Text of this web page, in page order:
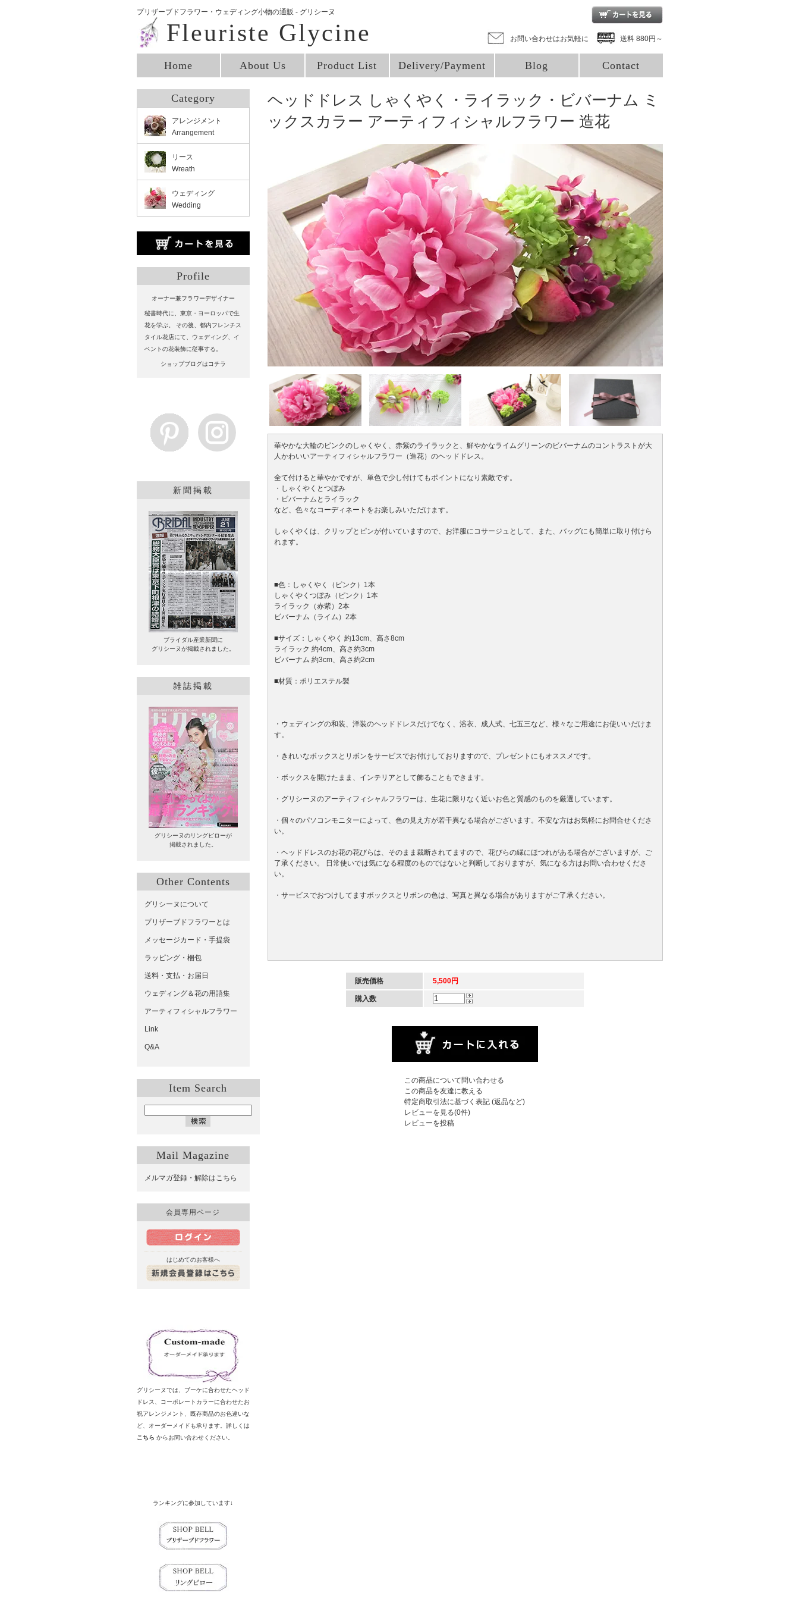
プリザーブドフラワー・ウェディング小物の通販 - グリシーヌ
Fleuriste Glycine お問い合わせはお気軽に 送料 880円～
Home About Us Product List Delivery/Payment Blog Contact
Category
アレンジメント
Arrangement
リース
Wreath
ウェディング
Wedding
Profile
オーナー兼フラワーデザイナー
秘書時代に、東京・ヨーロッパで生
花を学ぶ。 その後、都内フレンチス
タイル花店にて、ウェディング、イ
ベントの花装飾に従事する。
ショップブログはコチラ
新聞掲載
ブライダル産業新聞に
グリシーヌが掲載されました。
雑誌掲載
グリシーヌのリングピローが
掲載されました。
Other Contents
グリシーヌについて
プリザーブドフラワーとは
メッセージカード・手提袋
ラッピング・梱包
送料・支払・お届日
ウェディング＆花の用語集
アーティフィシャルフラワー
Link
Q&A
Item Search
Mail Magazine
メルマガ登録・解除はこちら
会員専用ページ
はじめてのお客様へ
グリシーヌでは、ブーケに合わせたヘッド
ドレス、コーポレートカラーに合わせたお
祝アレンジメント、既存商品のお色違いな
ど、オーダーメイドも承ります。詳しくは
こちら からお問い合わせください。
ランキングに参加しています↓
ヘッドドレス しゃくやく・ライラック・ビバーナム ミ
ックスカラー アーティフィシャルフラワー 造花
華やかな大輪のピンクのしゃくやく、赤紫のライラックと、鮮やかなライムグリーンのビバーナムのコントラストが大
人かわいいアーティフィシャルフラワー（造花）のヘッドドレス。
全て付けると華やかですが、単色で少し付けてもポイントになり素敵です。
・しゃくやくとつぼみ
・ビバーナムとライラック
など、色々なコーディネートをお楽しみいただけます。
しゃくやくは、クリップとピンが付いていますので、お洋服にコサージュとして、また、バッグにも簡単に取り付けら
れます。
■色：しゃくやく（ピンク）1本
しゃくやくつぼみ（ピンク）1本
ライラック（赤紫）2本
ビバーナム（ライム）2本
■サイズ：しゃくやく 約13cm、高さ8cm
ライラック 約4cm、高さ約3cm
ビバーナム 約3cm、高さ約2cm
■材質：ポリエステル製
・ウェディングの和装、洋装のヘッドドレスだけでなく、浴衣、成人式、七五三など、様々なご用途にお使いいだけま
す。
・きれいなボックスとリボンをサービスでお付けしておりますので、プレゼントにもオススメです。
・ボックスを開けたまま、インテリアとして飾ることもできます。
・グリシーヌのアーティフィシャルフラワーは、生花に限りなく近いお色と質感のものを厳選しています。
・個々のパソコンモニターによって、色の見え方が若干異なる場合がございます。不安な方はお気軽にお問合せくださ
い。
・ヘッドドレスのお花の花びらは、そのまま裁断されてますので、花びらの縁にほつれがある場合がございますが、ご
了承ください。 日常使いでは気になる程度のものではないと判断しておりますが、気になる方はお問い合わせくださ
い。
・サービスでおつけしてますボックスとリボンの色は、写真と異なる場合がありますがご了承ください。
販売価格 5,500円
購入数
この商品について問い合わせる
この商品を友達に教える
特定商取引法に基づく表記 (返品など)
レビューを見る(0件)
レビューを投稿